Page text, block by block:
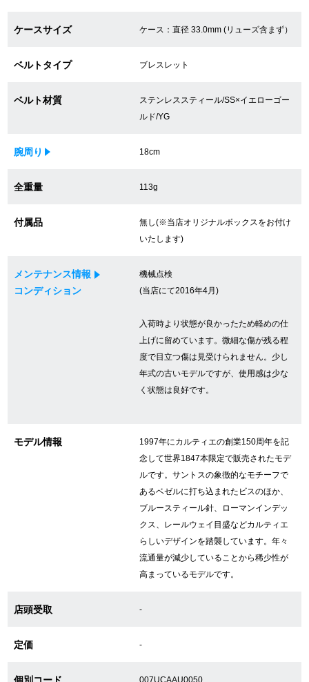
買取ご成約者様限定5万円クーポン
修理・メンテンナンスについて
GINZA RASINの中古腕時計について
ケースサイズ ケース：直径 33.0mm (リューズ含まず）
ベルトタイプ ブレスレット
ベルト材質
ステンレススティール/SS×イエローゴー
ルド/YG
腕周り 18cm
全重量 113g
付属品
無し(※当店オリジナルボックスをお付け
いたします)
メンテナンス情報
コンディション
機械点検
(当店にて2016年4月)
入荷時より状態が良かったため軽めの仕
上げに留めています。微細な傷が残る程
度で目立つ傷は見受けられません。少し
年式の古いモデルですが、使用感は少な
く状態は良好です。
モデル情報
1997年にカルティエの創業150周年を記
念して世界1847本限定で販売されたモデ
ルです。サントスの象徴的なモチーフで
あるベゼルに打ち込まれたビスのほか、
ブルースティール針、ローマンインデッ
クス、レールウェイ目盛などカルティエ
らしいデザインを踏襲しています。年々
流通量が減少していることから稀少性が
高まっているモデルです。
店頭受取 -
定価 -
個別コード 007UCAAU0050